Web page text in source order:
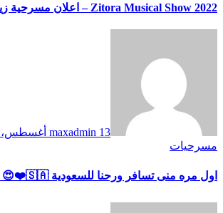
Zitora Musical Show 2022 – اعلان مسرحية زيتورا الرسمي ٢٠٢٢
maxadmin 13 أغسطس، 2023
مسرحيات
اول مره منى تسافر ورحنا للسعودية 🇸🇦❤️😍 ونبي نشوفكم في مسرحية أنا زومبي ٢